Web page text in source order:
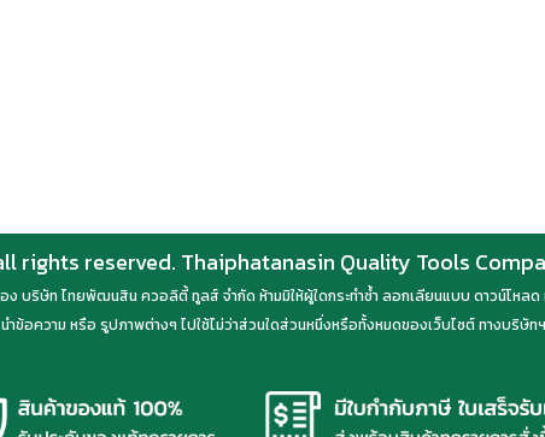
rights reserved. Thaiphatanasin Quality Tools
บริษัท ไทยพัฒนสิน ควอลิตี้ ทูลส์ จำกัด ห้ามมิให้ผู้ใดกระทำซ้ำ ลอกเลียนแบบ ดาวน์โหลด
ข้อความ หรือ รูปภาพต่างๆ ไปใช้ไม่ว่าส่วนใดส่วนหนึ่งหรือทั้งหมดของเว็บไซต์ ทางบริษัท